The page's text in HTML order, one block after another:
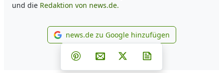
und die Redaktion von news.de.
news.de zu Google
news.de zu Google hinzufügen
Teilen auf Facebook
Teilen auf Whatsapp
Teilen auf Telegram
Teilen auf Pinterest
Per E-Mail teilen
Post auf X